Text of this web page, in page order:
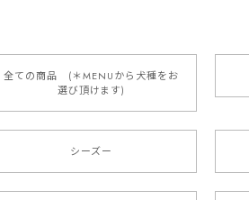
【 ボーダーコリー 水彩画
2025/05/09
う叫ぶほど可愛くて最高です。 届いた
に可愛い。ありがとうございます。
全ての商品 (＊MENUから犬種をお
選び頂けます)
シーズー